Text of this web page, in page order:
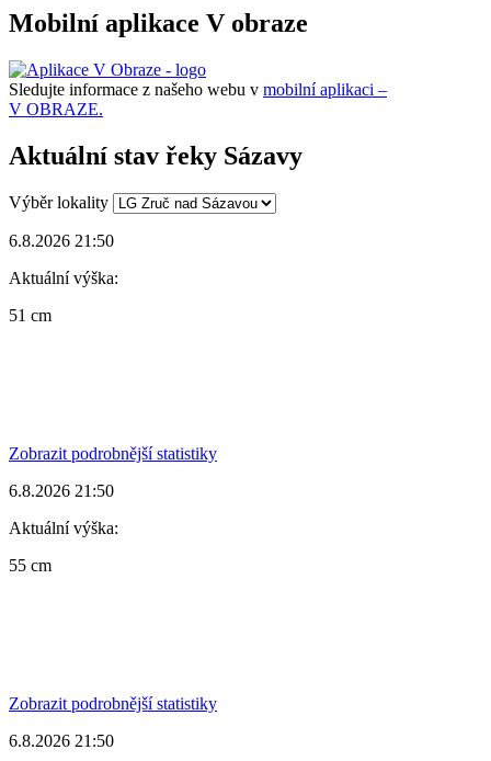
Mobilní aplikace V obraze
Sledujte informace z našeho webu v mobilní aplikaci –
V OBRAZE.
Aktuální stav řeky Sázavy
Výběr lokality
6.8.2026 21:50
Aktuální výška:
51 cm
Zobrazit podrobnější statistiky
6.8.2026 21:50
Aktuální výška:
55 cm
Zobrazit podrobnější statistiky
6.8.2026 21:50